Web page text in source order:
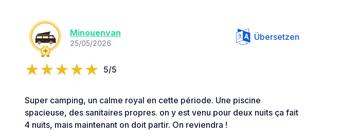
Minouenvan
25/05/2026
Übersetzen
5/5
Super camping, un calme royal en cette période. Une piscine
spacieuse, des sanitaires propres. on y est venu pour deux nuits ça fait
4 nuits, mais maintenant on doit partir. On reviendra !